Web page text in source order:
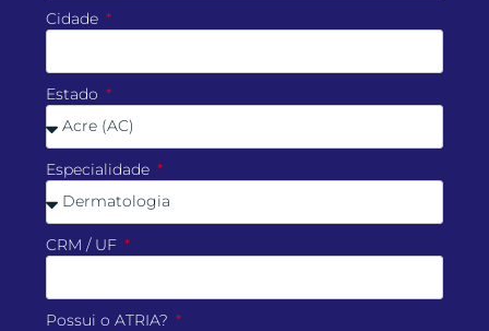
Cidade
Estado
Especialidade
CRM / UF
Possui o ATRIA?